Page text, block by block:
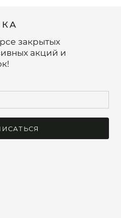
закрытых
акций и